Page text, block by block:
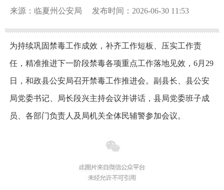
来源：临夏州公安局 发布时间：2026-06-30 11:53
为持续巩固禁毒工作成效，补齐工作短板、压实工作责
任，精准推进下一阶段禁毒各项重点工作落地见效，6月29
日，和政县公安局召开禁毒工作推进会。副县长、县公安
局党委书记、局长段兴主持会议并讲话，县局党委班子成
员、各部门负责人及局机关全体民辅警参加会议。